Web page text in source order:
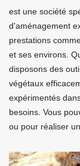
est une société
d'aménagement
prestations
et ses environs.
disposons des
végétaux
expérimentés
besoins. Vous
ou pour réaliser